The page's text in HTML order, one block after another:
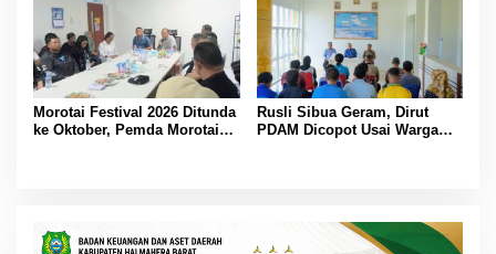
Morotai Festival 2026 Ditunda
ke Oktober, Pemda Morotai
Rusli Sibua Geram, Dirut
PDAM Dicopot Usai Warga